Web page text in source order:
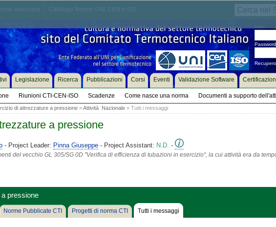
Password
Riunioni CTI-CEN-ISO Scadenze Come nasce una norma Documenti a supporto
Legislazione Ricerca Pubblicazioni Corsi Eventi Validazione Software
di attrezzature a pressione»Attività Nazionale» Tutti i messaggi
a pressione
- Project Leader: Pinna Giuseppe- Project Assistant: N.D. -
del vecchio GL 305/SG 0D "Verifica di efficienza di tubazioni in esercizio", la cui attività era da
pressione
Norme Pubblicate CTI Progetti di norma CTI Tutti i messaggi